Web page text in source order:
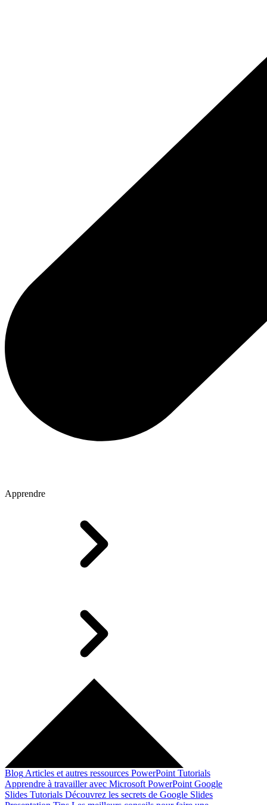
Apprendre
Blog Articles et autres ressources PowerPoint Tutorials
Apprendre à travailler avec Microsoft PowerPoint Google
Slides Tutorials Découvrez les secrets de Google Slides